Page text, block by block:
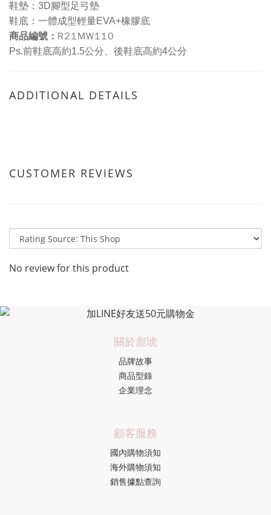
鞋墊：3D腳型足弓墊
鞋底：一體成型輕量EVA+橡膠底
商品編號： R21MW110
Ps.前鞋底高約1.5公分、 後鞋底高約4公分
ADDITIONAL DETAILS
CUSTOMER REVIEWS
No review for this product
關於彪琥
品牌故事
商品型錄
企業理念
顧客服務
國內購物須知
海外購物須知
銷售據點查詢